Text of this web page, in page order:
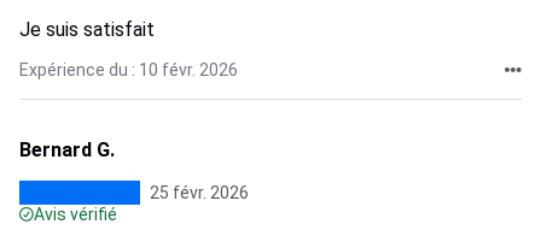
Je suis satisfait
Expérience du : 10 févr. 2026
Bernard G.
25 févr. 2026
Avis vérifié